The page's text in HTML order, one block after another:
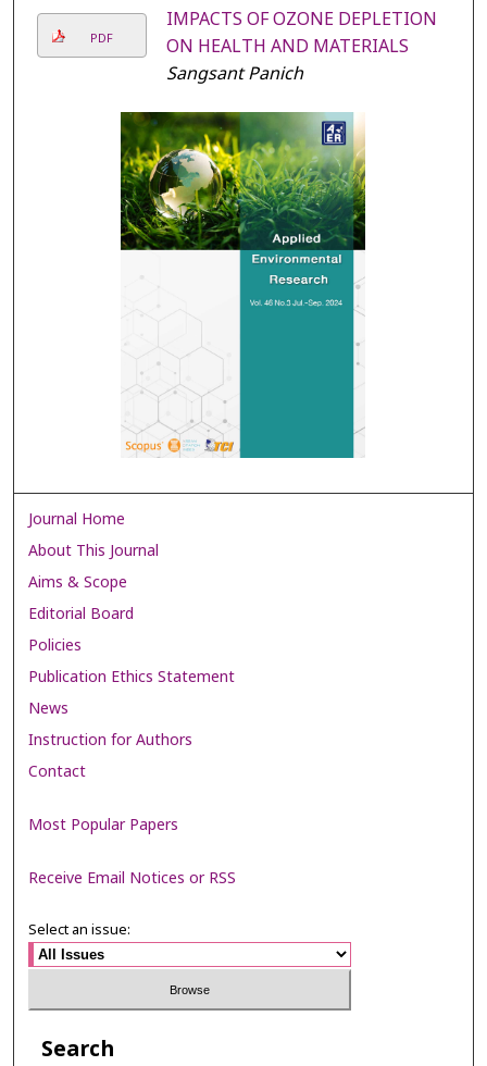
PDF
IMPACTS OF OZONE DEPLETION
ON HEALTH AND MATERIALS
Sangsant Panich
Journal Home
About This Journal
Aims & Scope
Editorial Board
Policies
Publication Ethics Statement
News
Instruction for Authors
Contact
Most Popular Papers
Receive Email Notices or RSS
Select an issue:
Search